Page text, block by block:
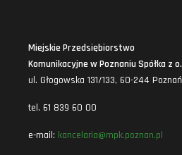
Miejskie Przedsiębiorstwo
Komunikacyjne w Poznaniu Spółka z
ul. Głogowska 131/133, 60-244 Poznań
tel. 61 839 60 00
e-mail: kancelaria@mpk.poznan.pl